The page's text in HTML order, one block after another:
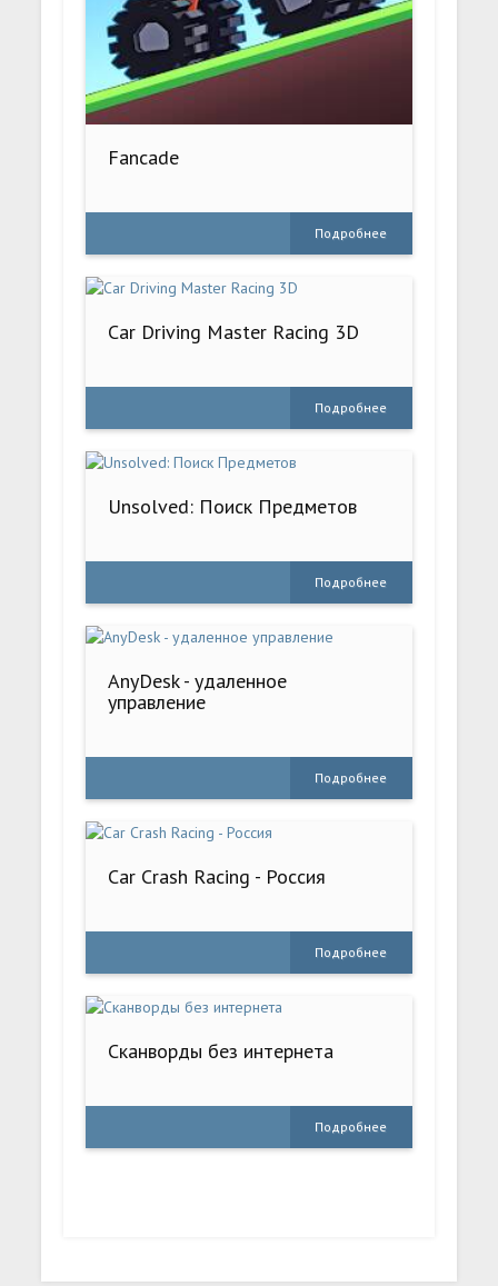
Fancade
Подробнее
Car Driving Master Racing 3D
Подробнее
Unsolved: Поиск Предметов
Подробнее
AnyDesk - удаленное
управление
Подробнее
Car Crash Racing - Россия
Подробнее
Сканворды без интернета
Подробнее